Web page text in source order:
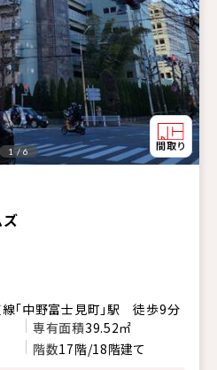
1 / 6
「中野富士見町」駅 徒歩9分
専有面積39.52㎡
階数17階/18階建て